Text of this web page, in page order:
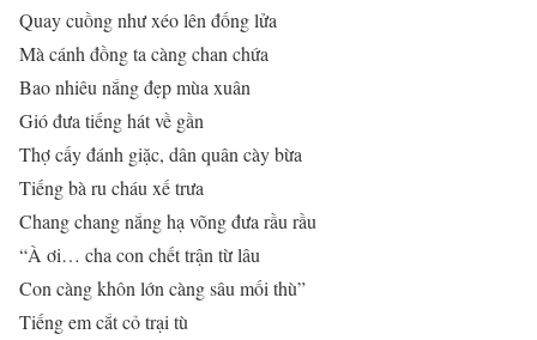
Quay cuồng như xéo lên đống lửa
Mà cánh đồng ta càng chan chứa
Bao nhiêu nắng đẹp mùa xuân
Gió đưa tiếng hát về gần
Thợ cấy đánh giặc, dân quân cày bừa
Tiếng bà ru cháu xế trưa
Chang chang nắng hạ võng đưa rầu rầu
“À ơi… cha con chết trận từ lâu
Con càng khôn lớn càng sâu mối thù”
Tiếng em cắt cỏ trại tù